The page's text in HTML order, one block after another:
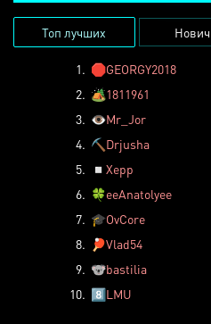
Топ лучших
1. 🛑GEORGY2018
2. 🏕️1811961
3. 👁️Mr_Jor
4. ⛏️ Drjusha
5.
◽ Xepp
6. 🍀eeAnatolyee
7. 🎓OvCore
8.
🏓Vlad54
9. 🐨bastilia
10. 8️⃣LMU